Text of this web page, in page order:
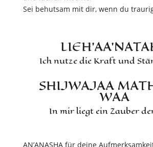
Sei behutsam mit dir, wenn du
Ich nutze die Kraft und
SHIJWAJAA
WAA
In mir liegt ein Zauber
AN’ANASHA für deine